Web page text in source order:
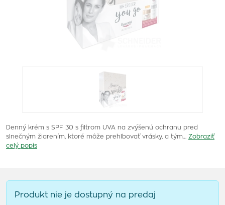
Denný krém s SPF 30 s filtrom UVA na zvýšenú ochranu pred
slnečným žiarením, ktoré môže prehlbovať vrásky, a tým…
Zobraziť
celý popis
Produkt nie je dostupný na predaj